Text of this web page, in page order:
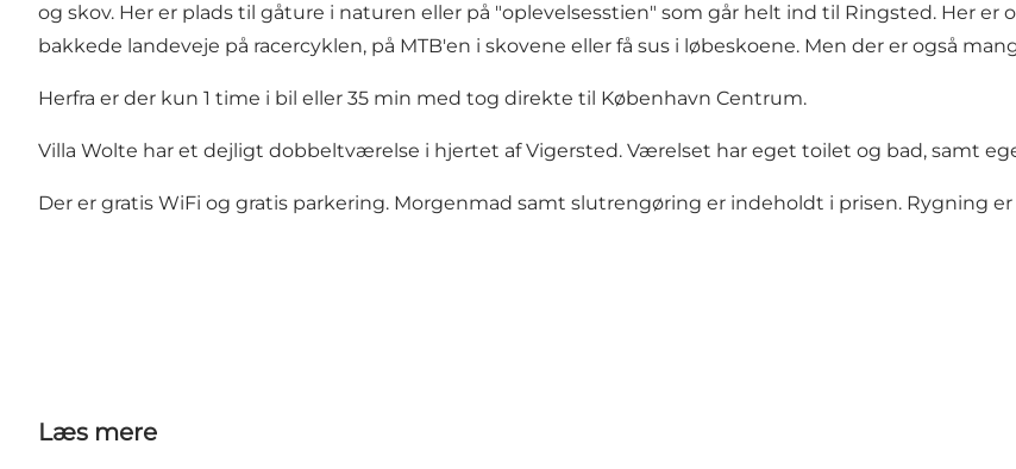
og skov. Her er plads til gåture i naturen eller på "oplevelsesstien" som går helt ind til Ringsted. Her
bakkede landeveje på racercyklen, på MTB'en i skovene eller få sus i løbeskoene. Men der er også
Herfra er der kun 1 time i bil eller 35 min med tog direkte til København Centrum.
Villa Wolte har et dejligt dobbeltværelse i hjertet af Vigersted. Værelset har eget toilet og bad, samt
Der er gratis WiFi og gratis parkering. Morgenmad samt slutrengøring er indeholdt i prisen. Rygning
Læs mere